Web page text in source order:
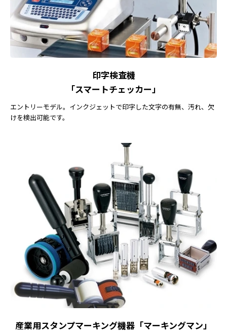
印字検査機
「スマートチェッカー」
エントリーモデル。インクジェットで印字した文字の有無、汚れ、欠
けを検出可能です。
産業用スタンプマーキング機器「マーキングマン」